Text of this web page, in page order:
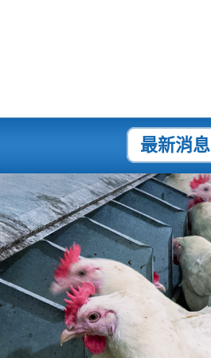
最新消息